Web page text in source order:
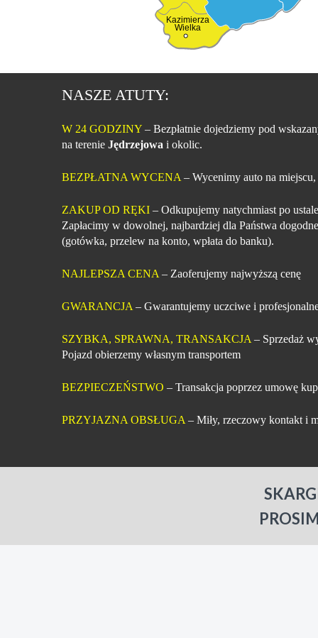
Kazimierza
Wielka
NASZE ATUTY:
W 24 GODZINY – Bezpłatnie dojedziemy pod
na terenie Jędrzejowa i okolic.
BEZPŁATNA WYCENA – Wycenimy auto na
ZAKUP OD RĘKI – Odkupujemy natychmiast po
Zapłacimy w dowolnej, najbardziej dla Państwa
(gotówka, przelew na konto, wpłata do banku).
NAJLEPSZA CENA – Zaoferujemy najwyższą cenę
GWARANCJA – Gwarantujemy uczciwe i
SZYBKA, SPRAWNA, TRANSAKCJA – Sprzedaż
Pojazd obierzemy własnym transportem
BEZPIECZEŃSTWO – Transakcja poprzez umowę
PRZYJAZNA OBSŁUGA – Miły, rzeczowy kontakt i